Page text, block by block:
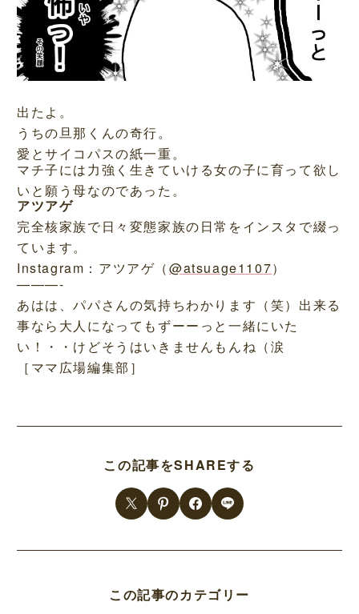
出たよ。
うちの旦那くんの奇行。
愛とサイコパスの紙一重。
マチ子には力強く生きていける女の子に育って欲し
いと願う母なのであった。
アツアゲ
完全核家族で日々変態家族の日常をインスタで綴っ
ています。
Instagram：アツアゲ（@atsuage1107）
———-
あはは、パパさんの気持ちわかります（笑）出来る
事なら大人になってもずーーっと一緒にいた
い！・・けどそうはいきませんもんね（涙
［ママ広場編集部］
この記事をSHAREする
この記事のカテゴリー